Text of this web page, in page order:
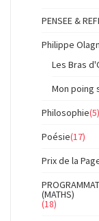
PENSEE &
Philippe
Les Bras
Mon poing
Philosophie(5)
Poésie(17)
Prix de la
(MATHS)
(18)